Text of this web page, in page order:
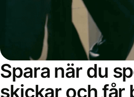
Spara när du
skickar och får